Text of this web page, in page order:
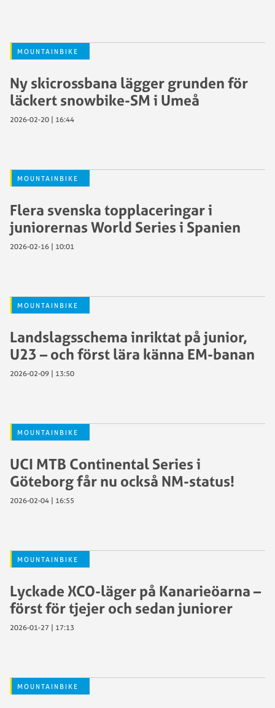
MOUNTAINBIKE
Ny skicrossbana lägger grunden för
läckert snowbike-SM i Umeå
2026-02-20 | 16:44
MOUNTAINBIKE
Flera svenska topplaceringar i
juniorernas World Series i Spanien
2026-02-16 | 10:01
MOUNTAINBIKE
Landslagsschema inriktat på junior,
U23 – och först lära känna EM-banan
2026-02-09 | 13:50
MOUNTAINBIKE
UCI MTB Continental Series i
Göteborg får nu också NM-status!
2026-02-04 | 16:55
MOUNTAINBIKE
Lyckade XCO-läger på Kanarieöarna –
först för tjejer och sedan juniorer
2026-01-27 | 17:13
MOUNTAINBIKE